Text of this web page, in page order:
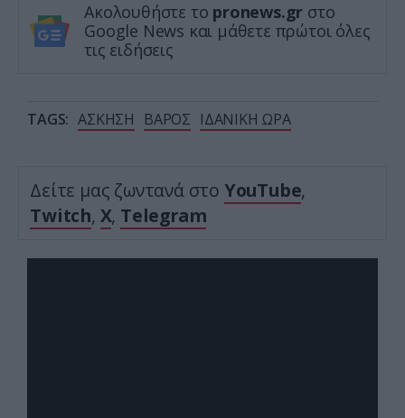
Ακολουθήστε το pronews.gr στο
Google News και μάθετε πρώτοι όλες
τις ειδήσεις
TAGS: ΑΣΚΗΣΗ ΒΑΡΟΣ ΙΔΑΝΙΚΗ ΩΡΑ
Δείτε μας ζωντανά στο YouTube,
Twitch, X, Telegram